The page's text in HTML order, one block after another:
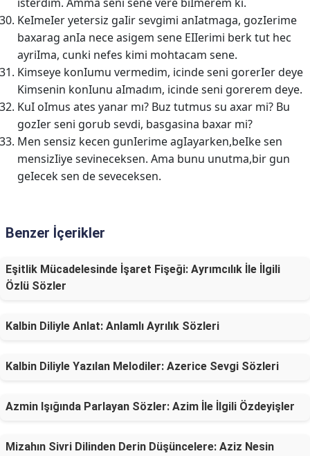
KeImeIer yetersiz gaIir sevgimi anIatmaga, gozIerime
baxarag anIa nece asigem sene EIIerimi berk tut hec
ayriIma, cunki nefes kimi mohtacam sene.
Kimseye konIumu vermedim, icinde seni gorerIer deye
Kimsenin konIunu aImadım, icinde seni gorerem deye.
KuI oImus ates yanar mı? Buz tutmus su axar mi? Bu
gozIer seni gorub sevdi, basgasina baxar mi?
Men sensiz kecen gunIerime agIayarken,beIke sen
mensizIiye sevineceksen. Ama bunu unutma,bir gun
geIecek sen de seveceksen.
Benzer İçerikler
Eşitlik Mücadelesinde İşaret Fişeği: Ayrımcılık İle İlgili
Özlü Sözler
Kalbin Diliyle Anlat: Anlamlı Ayrılık Sözleri
Kalbin Diliyle Yazılan Melodiler: Azerice Sevgi Sözleri
Azmin Işığında Parlayan Sözler: Azim İle İlgili Özdeyişler
Mizahın Sivri Dilinden Derin Düşüncelere: Aziz Nesin